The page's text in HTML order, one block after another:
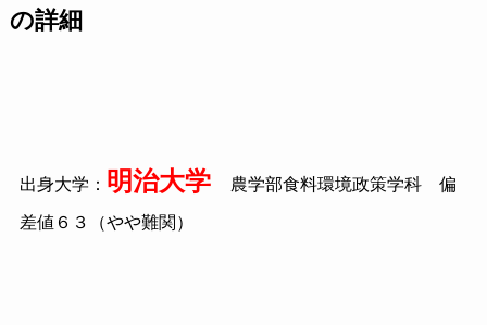
の詳細
出身大学： 明治大学 農学部食料環境政策学科 偏
差値６３（やや難関）